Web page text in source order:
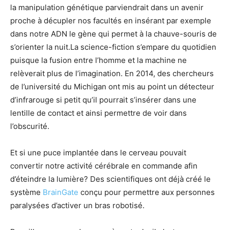
la manipulation génétique parviendrait dans un avenir
proche à décupler nos facultés en insérant par exemple
dans notre ADN le gène qui permet à la chauve-souris de
s’orienter la nuit.La science-fiction s’empare du quotidien
puisque la fusion entre l’homme et la machine ne
relèverait plus de l’imagination. En 2014, des chercheurs
de l’université du Michigan ont mis au point un détecteur
d’infrarouge si petit qu’il pourrait s’insérer dans une
lentille de contact et ainsi permettre de voir dans
l’obscurité.
Et si une puce implantée dans le cerveau pouvait
convertir notre activité cérébrale en commande afin
d’éteindre la lumière? Des scientifiques ont déjà créé le
système BrainGate conçu pour permettre aux personnes
paralysées d’activer un bras robotisé.